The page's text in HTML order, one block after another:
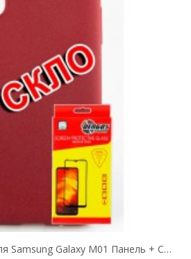
Комплект DENGOS Для Samsung Galaxy M01 Панель + Стекло Защитное Carbon (Red)...